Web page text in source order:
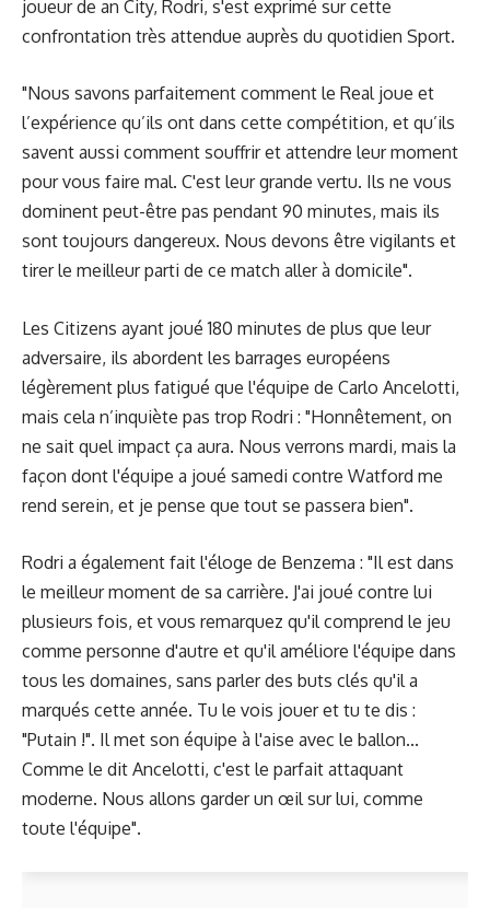
joueur de an City, Rodri, s'est exprimé sur cette
confrontation très attendue auprès du quotidien Sport.
"Nous savons parfaitement comment le Real joue et
l’expérience qu’ils ont dans cette compétition, et qu’ils
savent aussi comment souffrir et attendre leur moment
pour vous faire mal. C'est leur grande vertu. Ils ne vous
dominent peut-être pas pendant 90 minutes, mais ils
sont toujours dangereux. Nous devons être vigilants et
tirer le meilleur parti de ce match aller à domicile".
Les Citizens ayant joué 180 minutes de plus que leur
adversaire, ils abordent les barrages européens
légèrement plus fatigué que l'équipe de Carlo Ancelotti,
mais cela n’inquiète pas trop Rodri : "Honnêtement, on
ne sait quel impact ça aura. Nous verrons mardi, mais la
façon dont l'équipe a joué samedi contre Watford me
rend serein, et je pense que tout se passera bien".
Rodri a également fait l'éloge de Benzema : "Il est dans
le meilleur moment de sa carrière. J'ai joué contre lui
plusieurs fois, et vous remarquez qu'il comprend le jeu
comme personne d'autre et qu'il améliore l'équipe dans
tous les domaines, sans parler des buts clés qu'il a
marqués cette année. Tu le vois jouer et tu te dis :
"Putain !". Il met son équipe à l'aise avec le ballon...
Comme le dit Ancelotti, c'est le parfait attaquant
moderne. Nous allons garder un œil sur lui, comme
toute l'équipe".